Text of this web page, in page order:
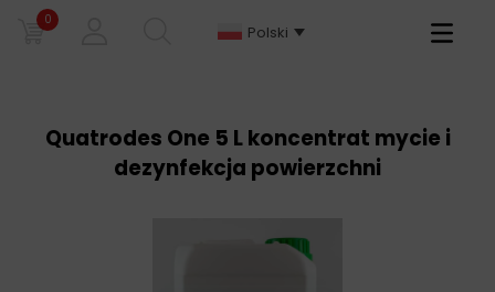
0
Polski
Primary
Quatrodes One 5 L koncentrat mycie i
dezynfekcja powierzchni